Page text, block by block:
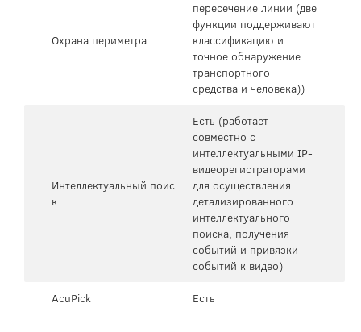
Охрана периметра
пересечение линии (две
функции поддерживают
классификацию и
точное обнаружение
транспортного
средства и человека))
Интеллектуальный поис
к
Есть (работает
совместно с
интеллектуальными IP-
видеорегистраторами
для осуществления
детализированного
интеллектуального
поиска, получения
событий и привязки
событий к видео)
AcuPick
Есть